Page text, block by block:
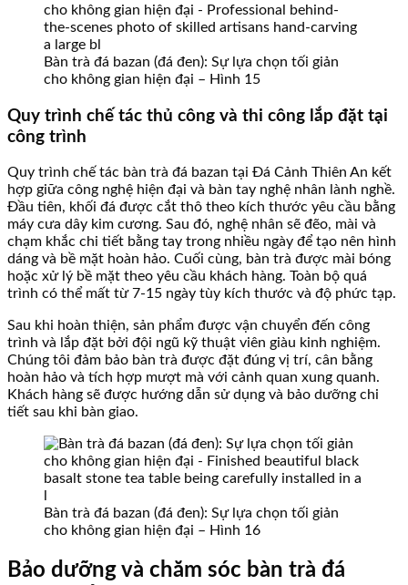
Bàn trà đá bazan (đá đen): Sự lựa chọn tối giản
cho không gian hiện đại – Hình 15
Quy trình chế tác thủ công và thi công lắp đặt tại
công trình
Quy trình chế tác bàn trà đá bazan tại Đá Cảnh Thiên An kết
hợp giữa công nghệ hiện đại và bàn tay nghệ nhân lành nghề.
Đầu tiên, khối đá được cắt thô theo kích thước yêu cầu bằng
máy cưa dây kim cương. Sau đó, nghệ nhân sẽ đẽo, mài và
chạm khắc chi tiết bằng tay trong nhiều ngày để tạo nên hình
dáng và bề mặt hoàn hảo. Cuối cùng, bàn trà được mài bóng
hoặc xử lý bề mặt theo yêu cầu khách hàng. Toàn bộ quá
trình có thể mất từ 7-15 ngày tùy kích thước và độ phức tạp.
Sau khi hoàn thiện, sản phẩm được vận chuyển đến công
trình và lắp đặt bởi đội ngũ kỹ thuật viên giàu kinh nghiệm.
Chúng tôi đảm bảo bàn trà được đặt đúng vị trí, cân bằng
hoàn hảo và tích hợp mượt mà với cảnh quan xung quanh.
Khách hàng sẽ được hướng dẫn sử dụng và bảo dưỡng chi
tiết sau khi bàn giao.
Bàn trà đá bazan (đá đen): Sự lựa chọn tối giản
cho không gian hiện đại – Hình 16
Bảo dưỡng và chăm sóc bàn trà đá